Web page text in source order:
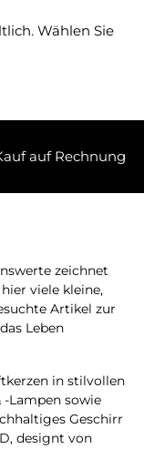
Wählen Sie
auf Rechnung
zeichnet
viele kleine,
Artikel zur
Leben
in stilvollen
-Lampen sowie
Geschirr
designt von